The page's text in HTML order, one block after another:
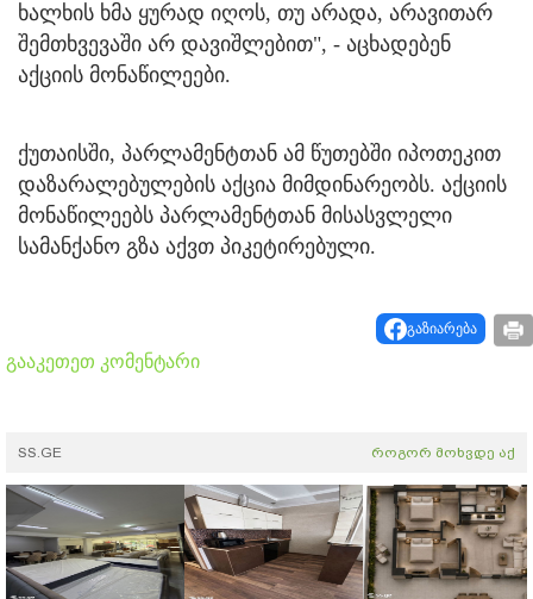
ხალხის ხმა ყურად იღოს, თუ არადა, არავითარ
შემთხვევაში არ დავიშლებით", - აცხადებენ
აქციის მონაწილეები.
ქუთაისში, პარლამენტთან ამ წუთებში იპოთეკით
დაზარალებულების აქცია მიმდინარეობს. აქციის
მონაწილეებს პარლამენტთან მისასვლელი
სამანქანო გზა აქვთ პიკეტირებული.
გაზიარება
გააკეთეთ კომენტარი
SS.GE როგორ მოხვდე აქ